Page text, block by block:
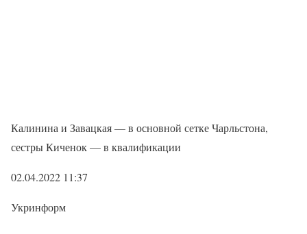
Калинина и Завацкая — в основной сетке Чарльстона,
сестры Киченок — в квалификации
02.04.2022 11:37
Укринформ